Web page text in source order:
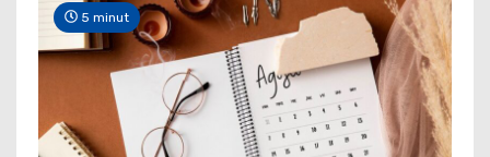
5 minut